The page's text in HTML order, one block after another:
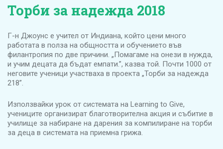
Торби за надежда 2018
Г-н Джоунс е учител от Индиана, който цени много
работата в полза на общността и обучението във
филантропия по две причини. „Помагаме на онези в нужда,
и учим децата да бъдат емпати.”, казва той. Почти 1000 от
неговите ученици участваха в проекта „Торби за надежда
218”.
Използвайки урок от системата на Learning to Give,
учениците организират благотворителна акция и събитие в
училище за набиране на дарения за компилиране на торби
за деца в системата на приемна грижа.